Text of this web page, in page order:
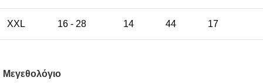
XXL 16 - 28 14 44 17
Μεγεθολόγιο